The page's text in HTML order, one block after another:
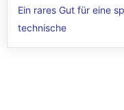
Ein rares Gut für eine
technische